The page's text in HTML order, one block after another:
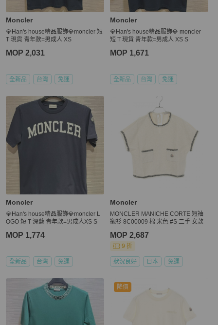
Moncler
💎Han's house精品服飾💎moncler 短
T 現貨 青年款=男成人 XS
MOP 2,031
全新品 台灣 免運
Moncler
💎Han's house精品服飾💎 moncler
短 T 現貨 青年款=男成人 XS S
MOP 1,671
全新品 台灣 免運
Moncler
💎Han's house精品服飾💎moncler L
OGO 短 T 深藍 青年款=男成人XS S
MOP 1,774
全新品 台灣 免運
Moncler
MONCLER MANICHE CORTE 短袖
襯衫 8C00009 棉 米色 #S 二手 女款
MOP 2,687
9 折
狀況良好 日本 免運
降價